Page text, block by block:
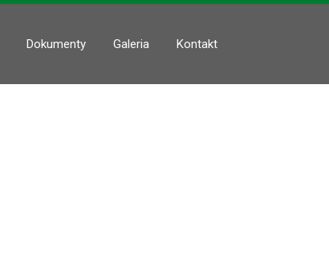
Dokumenty Galeria Kontakt